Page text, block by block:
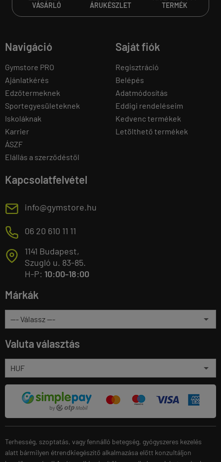
VÁSÁRLÓ
ÁRUKÉSZLET
TERMÉK
Navigáció
Gymstore PRO
Ajánlatkérés
Edzőtermeknek
Sportegyesületeknek
Iskoláknak
Karrier
ÁSZF
Elállás a szerződéstől
Saját fiók
Regisztráció
Belépés
Adatmódosítás
Eddigi rendeléseim
Kedvenc termékek
Letölthető termékek
Kapcsolatfelvétel
E info@gymstore.hu
M 06 20 610 11 11
T
1141 Budapest,
Szugló u. 83-85.
H-P: 10:00-18:00
Márkák
Valuta választás
Terhesség, szoptatás, vagy fennálló betegség, gyógyszeres kezelés
alatt bármilyen étrendkiegészítő alkalmazása előtt konzultáljon